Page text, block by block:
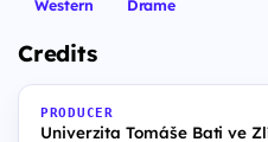
Western Drame
Credits
PRODUCER
Univerzita Tomáše Bati ve